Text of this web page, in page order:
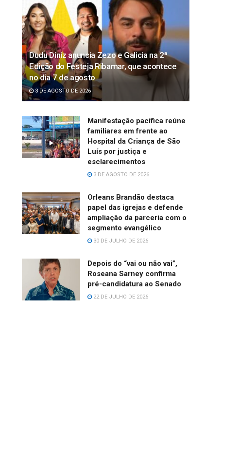
Dudu Diniz anuncia Zezo e Galicia na 2ª
Edição do Festeja Ribamar, que acontece
no dia 7 de agosto
3 DE AGOSTO DE 2026
Manifestação pacífica reúne
familiares em frente ao
Hospital da Criança de São
Luís por justiça e
esclarecimentos
3 DE AGOSTO DE 2026
Orleans Brandão destaca
papel das igrejas e defende
ampliação da parceria com o
segmento evangélico
30 DE JULHO DE 2026
Depois do “vai ou não vai”,
Roseana Sarney confirma
pré-candidatura ao Senado
22 DE JULHO DE 2026